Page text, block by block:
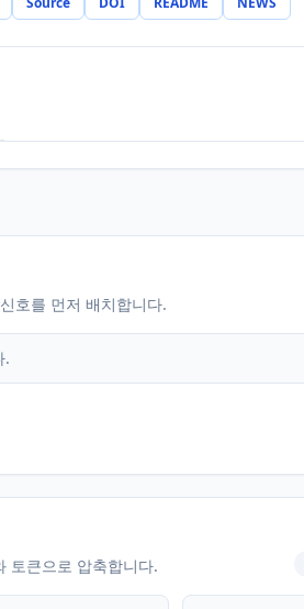
호를 먼저 배치합니다.
.
토큰으로 압축합니다.